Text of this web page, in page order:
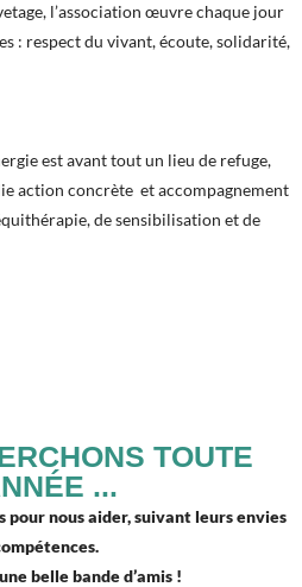
l’association œuvre chaque jour
: respect du vivant, écoute, solidarité,
est avant tout un lieu de refuge,
action concrète et accompagnement
de sensibilisation et de
TOUTE
...
pour nous aider, suivant leurs envies
belle bande d’amis !